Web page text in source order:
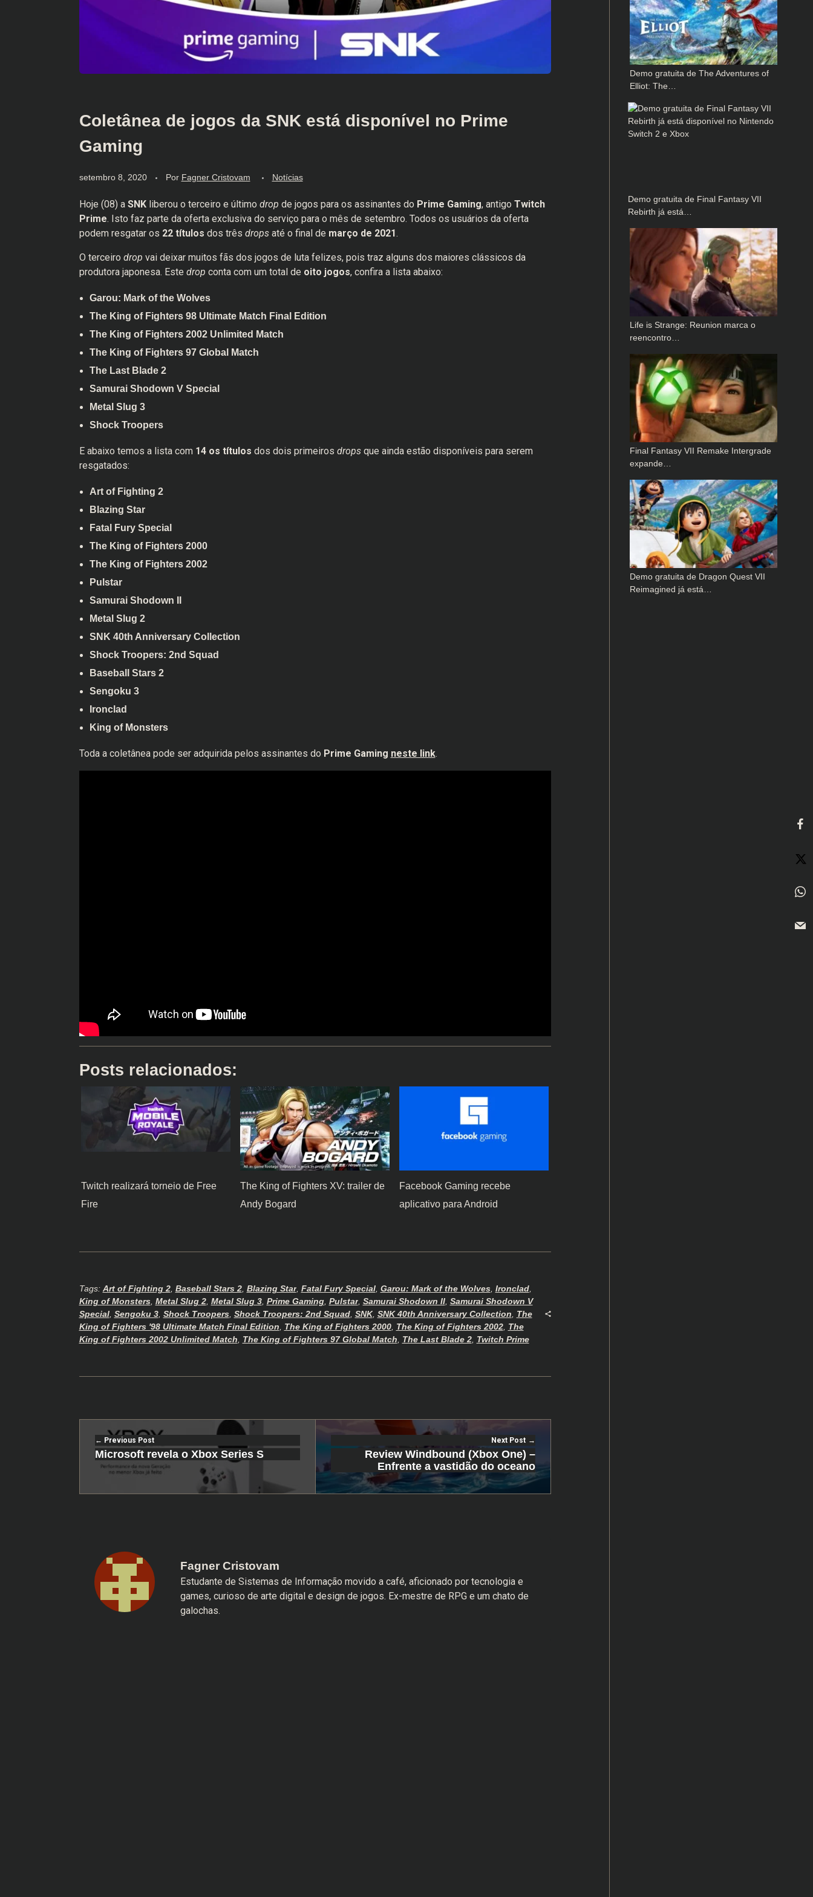
Coletânea de jogos da SNK está disponível no Prime
Gaming
setembro 8, 2020 Por Fagner Cristovam Notícias
Hoje (08) a SNKliberou o terceiro e último drop de jogos para os assinantes do Prime Gaming, antigo Twitch
Prime. Isto faz parte da oferta exclusiva do serviço para o mês de setembro. Todos os usuários da oferta
podem resgatar os 22 títulos dos três dropsaté o final de março de 2021.
O terceiro drop vai deixar muitos fãs dos jogos de luta felizes, pois traz alguns dos maiores clássicos da
produtora japonesa. Este drop conta com um total de oito jogos, confira a lista abaixo:
Garou: Mark of the Wolves
The King of Fighters 98 Ultimate Match Final Edition
The King of Fighters 2002 Unlimited Match
The King of Fighters 97 Global Match
The Last Blade 2
Samurai Shodown V Special
Metal Slug 3
Shock Troopers
E abaixo temos a lista com 14 os títulos dos dois primeiros dropsque ainda estão disponíveis para serem
resgatados:
Art of Fighting 2
Blazing Star
Fatal Fury Special
The King of Fighters 2000
The King of Fighters 2002
Pulstar
Samurai Shodown II
Metal Slug 2
SNK 40th Anniversary Collection
Shock Troopers: 2nd Squad
Baseball Stars 2
Sengoku 3
Ironclad
King of Monsters
Toda a coletânea pode ser adquirida pelos assinantes do Prime Gaming neste link.
Posts relacionados:
Twitch realizará torneio de Free
Fire
The King of Fighters XV: trailer de
Andy Bogard
Facebook Gaming recebe
aplicativo para Android
Tags: Art of Fighting 2, Baseball Stars 2, Blazing Star, Fatal Fury Special, Garou: Mark of the Wolves, Ironclad,
King of Monsters, Metal Slug 2, Metal Slug 3, Prime Gaming, Pulstar, Samurai Shodown II, Samurai Shodown V
Special, Sengoku 3, Shock Troopers, Shock Troopers: 2nd Squad, SNK, SNK 40th Anniversary Collection
The
King of Fighters '98 Ultimate Match Final Edition
The King of Fighters 2000, The King of Fighters 2002, The
King of Fighters 2002 Unlimited Match
The King of Fighters 97 Global Match The Last Blade 2, Twitch Prime
Previous Post
Microsoft revela o Xbox Series S
Next Post
Review Windbound (Xbox One) –
Enfrente a vastidão do oceano
Fagner Cristovam
Estudante de Sistemas de Informação movido a café, aficionado por tecnologia e
games, curioso de arte digital e design de jogos. Ex-mestre de RPG e um chato de
galochas.
Demo gratuita de The Adventures of
Elliot: The…
Demo gratuita de Final Fantasy VII
Rebirth já está…
Life is Strange: Reunion marca o
reencontro…
Final Fantasy VII Remake Intergrade
expande…
Demo gratuita de Dragon Quest VII
Reimagined já está…